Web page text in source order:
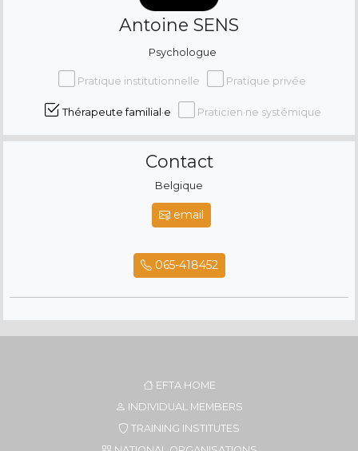
Antoine SENS
Psychologue
Pratique institutionnelle Pratique privée
Thérapeute familial·e Praticien·ne systémique
Contact
Belgique
email
065-418452
EFTA HOME
INDIVIDUAL MEMBERS
TRAINING INSTITUTES